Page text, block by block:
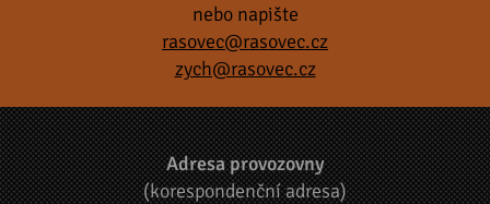
nebo napište
rasovec@rasovec.cz
zych@rasovec.cz
Adresa provozovny
(korespondenční adresa)